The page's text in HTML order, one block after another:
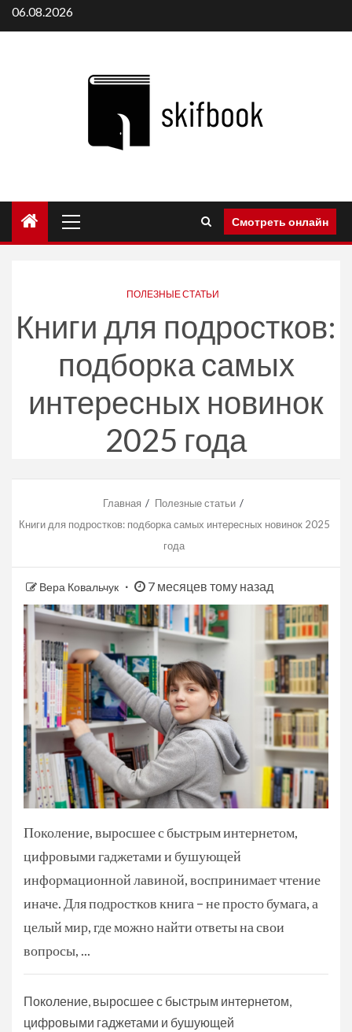
Перейти
к
06.08.2026
меню
Смотреть онлайн
ПОЛЕЗНЫЕ СТАТЬИ
Книги для подростков:
подборка самых
интересных новинок
2025 года
Главная
Полезные статьи
Книги для подростков: подборка самых интересных новинок 2025
года
Вера Ковальчук 7 месяцев тому назад
Поколение, выросшее с быстрым интернетом,
цифровыми гаджетами и бушующей
информационной лавиной, воспринимает чтение
иначе. Для подростков книга – не просто бумага, а
целый мир, где можно найти ответы на свои
вопросы, ...
Поколение, выросшее с быстрым интернетом,
цифровыми гаджетами и бушующей